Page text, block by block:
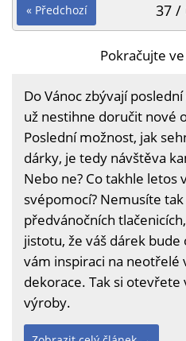
« Předchozí 37 /
Pokračujte
Do Vánoc zbývají
už nestihne doručit nové
Poslední možnost, jak
dárky, je tedy návštěva
Nebo ne? Co takhle letos
svépomocí? Nemusíte
předvánočních
jistotu, že váš dárek
vám inspiraci na neotřelé
dekorace. Tak si otevřete
výroby.